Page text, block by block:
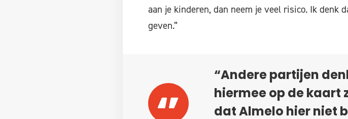
aan je kinderen, dan neem je veel risico. Ik denk
geven.”
“Andere partijen
hiermee op de kaart
dat Almelo hier niet